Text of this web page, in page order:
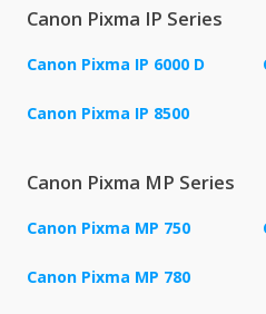
Canon Pixma IP Series
Canon Pixma IP 6000 D
Canon Pixma IP 8500
Canon Pixma MP Series
Canon Pixma MP 750
Canon Pixma MP 780